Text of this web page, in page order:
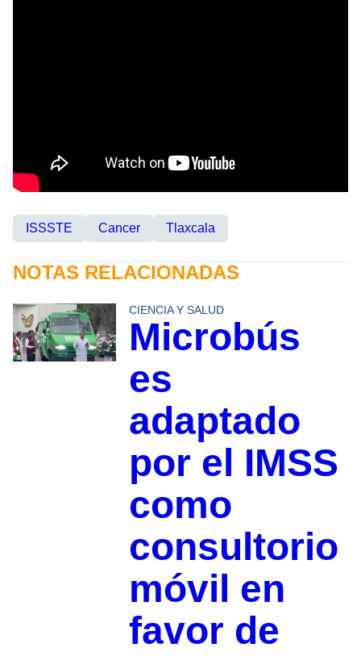
ISSSTE Cancer Tlaxcala
NOTAS RELACIONADAS
CIENCIA Y SALUD
Microbús
es
adaptado
por el IMSS
como
consultorio
móvil en
favor de